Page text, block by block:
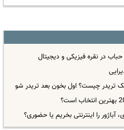
در نقره فیزیکی و دیجیتال
چیست؟ اول بخون بعد تریدر شو
را اینترنتی بخریم یا حضوری؟